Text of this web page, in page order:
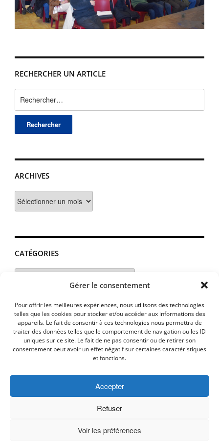
Gérer le consentement
Pour offrir les meilleures expériences, nous utilisons des technologies
telles que les cookies pour stocker et/ou accéder aux informations des
appareils. Le fait de consentir à ces technologies nous permettra de
traiter des données telles que le comportement de navigation ou les ID
uniques sur ce site. Le fait de ne pas consentir ou de retirer son
consentement peut avoir un effet négatif sur certaines caractéristiques
et fonctions.
Accepter
Refuser
Voir les préférences
RECHERCHER UN ARTICLE
ARCHIVES
CATÉGORIES
Catégories
PLAN D’ACCES
Copyright © 2026 Commune de Lavalette - Aude.